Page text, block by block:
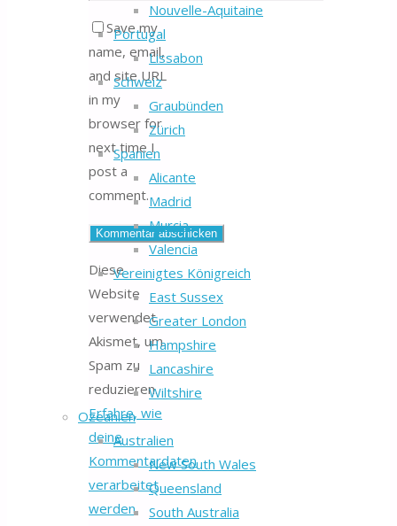
Nouvelle-Aquitaine
Portugal
Lissabon
Schweiz
Graubünden
Zürich
Spanien
Alicante
Madrid
Murcia
Valencia
Vereinigtes Königreich
East Sussex
Greater London
Hampshire
Lancashire
Wiltshire
Ozeanien
Australien
New South Wales
Queensland
South Australia
Save my
name, email,
and site URL
in my
browser for
next time I
post a
comment.
Diese
Website
verwendet
Akismet, um
Spam zu
reduzieren.
Erfahre, wie
deine
Kommentardaten
verarbeitet
werden.